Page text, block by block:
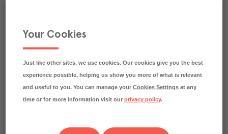
Färskvaruhallen Menigo Färskvaror Art.nr. 302158
1x2 kg
Köp (Logga in)
Your Cookies
Just like other sites, we use cookies. Our cookies give you the best
experience possible, helping us show you more of what is relevant
and useful to you. You can manage yourCookies Settings at any
time or for more information visit ourprivacy policy.